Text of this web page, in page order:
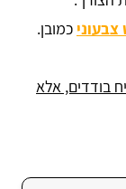
כמובן.
בודדים, אלא